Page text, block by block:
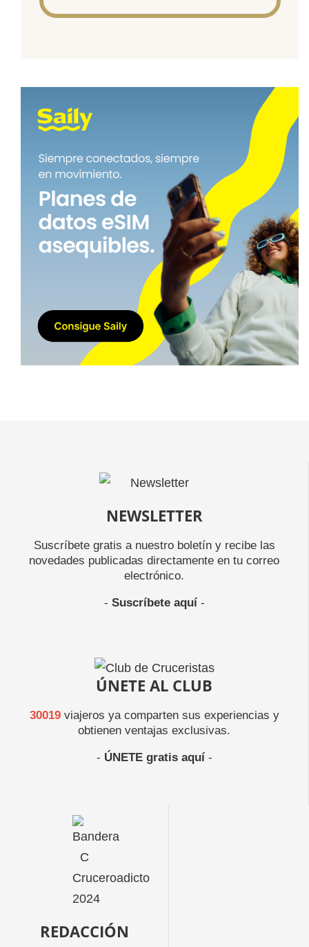
NEWSLETTER
Suscríbete gratis a nuestro boletín y recibe las
novedades publicadas directamente en tu correo
electrónico.
- Suscríbete aquí-
ÚNETE AL CLUB
30019viajeros ya comparten sus experiencias y
obtienen ventajas exclusivas.
- ÚNETE gratis aquí-
REDACCIÓN